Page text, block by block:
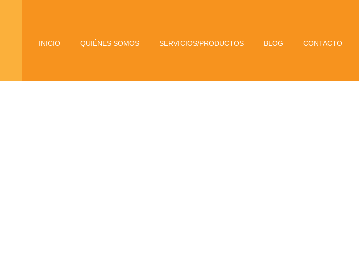
INICIO QUIÉNES SOMOS SERVICIOS/PRODUCTOS BLOG CONTACTO